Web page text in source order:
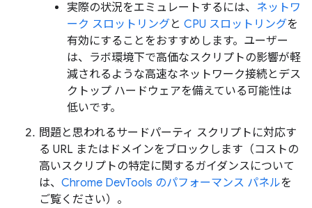
実際の状況をエミュレートするには、 ネットワ
ーク スロットリングと CPU スロットリングを
有効にすることをおすすめします。ユーザー
は、ラボ環境下で高価なスクリプトの影響が軽
減されるような高速なネットワーク接続とデス
クトップ ハードウェアを備えている可能性は
低いです。
問題と思われるサードパーティ スクリプトに対応す
る URL またはドメインをブロックします（コストの
高いスクリプトの特定に関するガイダンスについて
は、 Chrome DevTools のパフォーマンス パネルを
ご覧ください）。